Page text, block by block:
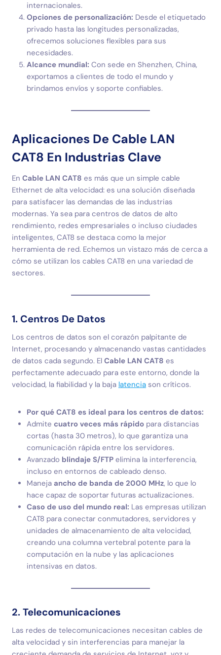
internacionales.
Opciones de personalización: Desde el etiquetado
privado hasta las longitudes personalizadas,
ofrecemos soluciones flexibles para sus
necesidades.
Alcance mundial: Con sede en Shenzhen, China,
exportamos a clientes de todo el mundo y
brindamos envíos y soporte confiables.
Aplicaciones De Cable LAN
CAT8 En Industrias Clave
En Cable LAN CAT8 es más que un simple cable
Ethernet de alta velocidad: es una solución diseñada
para satisfacer las demandas de las industrias
modernas. Ya sea para centros de datos de alto
rendimiento, redes empresariales o incluso ciudades
inteligentes, CAT8 se destaca como la mejor
herramienta de red. Echemos un vistazo más de cerca a
cómo se utilizan los cables CAT8 en una variedad de
sectores.
1. Centros De Datos
Los centros de datos son el corazón palpitante de
Internet, procesando y almacenando vastas cantidades
de datos cada segundo. El Cable LAN CAT8 es
perfectamente adecuado para este entorno, donde la
velocidad, la fiabilidad y la baja latencia son críticos.
Por qué CAT8 es ideal para los centros de datos:
Admite cuatro veces más rápido para distancias
cortas (hasta 30 metros), lo que garantiza una
comunicación rápida entre los servidores.
Avanzado blindaje S/FTP elimina la interferencia,
incluso en entornos de cableado denso.
Maneja ancho de banda de 2000 MHz, lo que lo
hace capaz de soportar futuras actualizaciones.
Caso de uso del mundo real: Las empresas utilizan
CAT8 para conectar conmutadores, servidores y
unidades de almacenamiento de alta velocidad,
creando una columna vertebral potente para la
computación en la nube y las aplicaciones
intensivas en datos.
2. Telecomunicaciones
Las redes de telecomunicaciones necesitan cables de
alta velocidad y sin interferencias para manejar la